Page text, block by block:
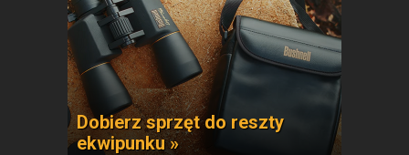
Dobierz sprzęt do reszty
ekwipunku »